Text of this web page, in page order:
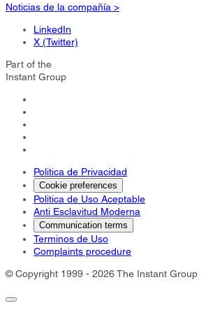
Noticias de la compañía >
LinkedIn
X (Twitter)
Part of the
Instant Group
Politica de Privacidad
Cookie preferences
Politica de Uso Aceptable
Anti Esclavitud Moderna
Communication terms
Terminos de Uso
Complaints procedure
© Copyright 1999 - 2026 The Instant Group